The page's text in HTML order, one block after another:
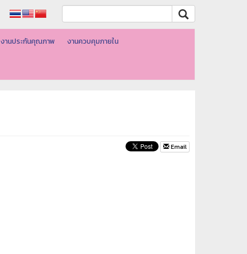
งานประกันคุณภาพ งานควบคุมภายใน
Email